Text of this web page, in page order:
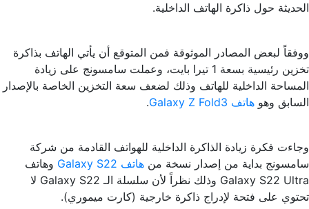
الحديثة حول ذاكرة الهاتف الداخلية.
ووفقاً لبعض المصادر الموثوقة فمن المتوقع أن يأتي الهاتف بذاكرة
تخزين رئيسية بسعة 1 تيرا بايت، وعملت سامسونج على زيادة
المساحة الداخلية للهاتف وذلك لضعف سعة التخزين الخاصة بالإصدار
السابق وهو هاتف Galaxy Z Fold3 .
وجاءت فكرة زيادة الذاكرة الداخلية للهواتف القادمة من شركة
سامسونج بداية من إصدار نسخة من هاتف Galaxy S22
وهاتف
Galaxy S22 Ultra وذلك نظراً لأن سلسلة الـ Galaxy S22 لا
تحتوي على فتحة لإدراج ذاكرة خارجية (كارت ميموري).